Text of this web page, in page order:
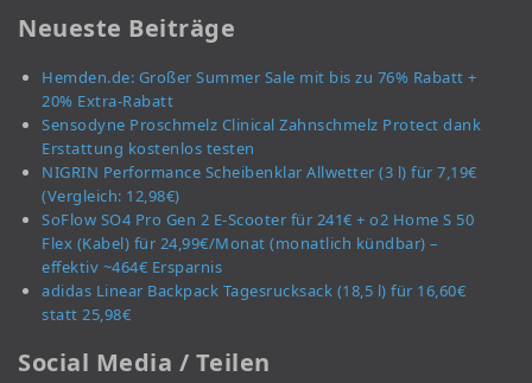
Neueste Beiträge
Hemden.de: Großer Summer Sale mit bis zu 76% Rabatt +
20% Extra-Rabatt
Sensodyne Proschmelz Clinical Zahnschmelz Protect dank
Erstattung kostenlos testen
NIGRIN Performance Scheibenklar Allwetter (3 l) für 7,19€
(Vergleich: 12,98€)
SoFlow SO4 Pro Gen 2 E-Scooter für 241€ + o2 Home S 50
Flex (Kabel) für 24,99€/Monat (monatlich kündbar) –
effektiv ~464€ Ersparnis
adidas Linear Backpack Tagesrucksack (18,5 l) für 16,60€
statt 25,98€
Social Media / Teilen